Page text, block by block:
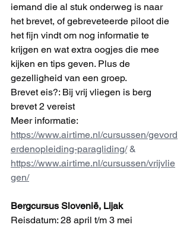
iemand die al stuk onderweg is naar
het brevet, of gebreveteerde piloot die
het fijn vindt om nog informatie te
krijgen en wat extra oogjes die mee
kijken en tips geven. Plus de
gezelligheid van een groep.
Brevet eis?: Bij vrij vliegen is berg
brevet 2 vereist
Meer informatie:
https://www.airtime.nl/cursussen/gevord
erdenopleiding-paragliding/ &
https://www.airtime.nl/cursussen/vrijvlie
gen/
Bergcursus Slovenië, Lijak
Reisdatum: 28 april t/m 3 mei